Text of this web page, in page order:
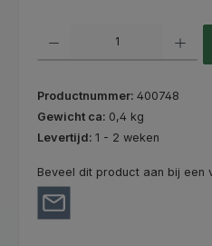
Productnummer: 400748
Gewicht ca: 0,4 kg
Levertijd: 1 - 2 weken
Beveel dit product aan bij een